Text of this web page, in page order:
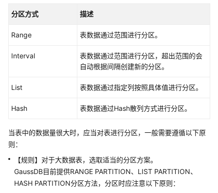
速
门
用
南
开
指
开
发
指
分区方式 描述
Range 表数据通过范围进行分区。
Interval
表数据通过范围进行分区，超出范围的会
自动根据间隔创建新的分区。
List 表数据通过指定列按照具体值进行分区。
Hash 表数据通过Hash散列方式进行分区。
当表中的数据量很大时，应当对表进行分区，一般需要遵循以下原
则：
【规则】对于大数据表，选取适当的分区方案。
GaussDB目前提供RANGE PARTITION、LIST PARTITION、
HASH PARTITION分区方法，分区时应注意以下原则：